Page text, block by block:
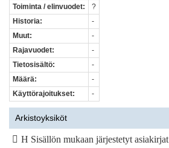
Toiminta / elinvuodet:
?
Historia:
-
Muut:
-
Rajavuodet:
-
Tietosisältö:
-
Määrä:
-
Käyttörajoitukset:
-
Arkistoyksiköt
H Sisällön mukaan järjestetyt asiakirjat